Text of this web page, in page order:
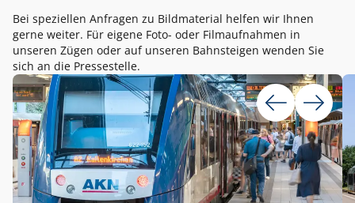
Bei speziellen Anfragen zu Bildmaterial helfen wir Ihnen
gerne weiter. Für eigene Foto- oder Filmaufnahmen in
unseren Zügen oder auf unseren Bahnsteigen wenden Sie
sich an die Pressestelle.